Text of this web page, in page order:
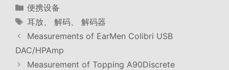
分
类
便携设备
标
签
耳放 解码、 解码器
Measurements of EarMen Colibri USB
DAC/HPAmp
Measurement of Topping A90Discrete